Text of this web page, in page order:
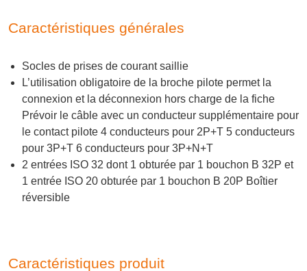
Caractéristiques générales
Socles de prises de courant saillie
L’utilisation obligatoire de la broche pilote permet la
connexion et la déconnexion hors charge de la fiche
Prévoir le câble avec un conducteur supplémentaire pour
le contact pilote 4 conducteurs pour 2P+T 5 conducteurs
pour 3P+T 6 conducteurs pour 3P+N+T
2 entrées ISO 32 dont 1 obturée par 1 bouchon B 32P et
1 entrée ISO 20 obturée par 1 bouchon B 20P Boîtier
réversible
Caractéristiques produit